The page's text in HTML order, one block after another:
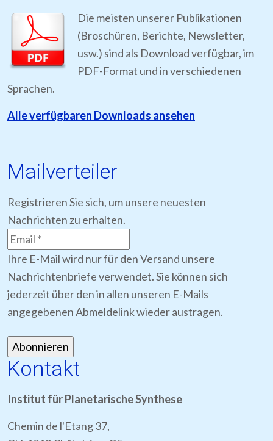
Die meisten unserer Publikationen
(Broschüren, Berichte, Newsletter,
usw.) sind als Download verfügbar, im
PDF-Format und in verschiedenen
Sprachen.
Alle verfügbaren Downloads ansehen
Mailverteiler
Registrieren Sie sich, um unsere neuesten
Nachrichten zu erhalten.
Ihre E-Mail wird nur für den Versand unsere
Nachrichtenbriefe verwendet. Sie können sich
jederzeit über den in allen unseren E-Mails
angegebenen Abmeldelink wieder austragen.
Kontakt
Institut für Planetarische Synthese
Chemin de l'Etang 37,